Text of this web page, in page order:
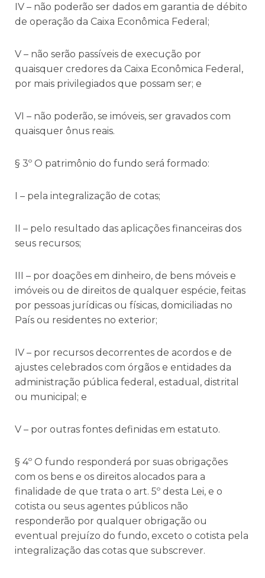
IV – não poderão ser dados em garantia de débito
de operação da Caixa Econômica Federal;
V – não serão passíveis de execução por
quaisquer credores da Caixa Econômica Federal,
por mais privilegiados que possam ser; e
VI – não poderão, se imóveis, ser gravados com
quaisquer ônus reais.
§ 3º O patrimônio do fundo será formado:
I – pela integralização de cotas;
II – pelo resultado das aplicações financeiras dos
seus recursos;
III – por doações em dinheiro, de bens móveis e
imóveis ou de direitos de qualquer espécie, feitas
por pessoas jurídicas ou físicas, domiciliadas no
País ou residentes no exterior;
IV – por recursos decorrentes de acordos e de
ajustes celebrados com órgãos e entidades da
administração pública federal, estadual, distrital
ou municipal; e
V – por outras fontes definidas em estatuto.
§ 4º O fundo responderá por suas obrigações
com os bens e os direitos alocados para a
finalidade de que trata o art. 5º desta Lei, e o
cotista ou seus agentes públicos não
responderão por qualquer obrigação ou
eventual prejuízo do fundo, exceto o cotista pela
integralização das cotas que subscrever.